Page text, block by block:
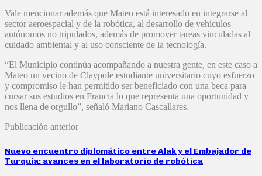
Vale mencionar además que Mateo está interesado en integrarse al
sector aeroespacial y de la robótica, al desarrollo de vehículos
autónomos no tripulados, además de promover tareas vinculadas al
cuidado ambiental y al uso consciente de la tecnología.
“El Municipio continúa acompañando a nuestra gente, en este caso a
Mateo un vecino de Claypole estudiante universitario cuyo esfuerzo
y compromiso le han permitido ser beneficiado con una beca para
cursar sus estudios en Francia lo que representa una oportunidad y
nos llena de orgullo”, señaló Mariano Cascallares.
Publicación anterior
Nuevo encuentro diplomático entre Alak y el Embajador de
Turquía: avances en el laboratorio de robótica